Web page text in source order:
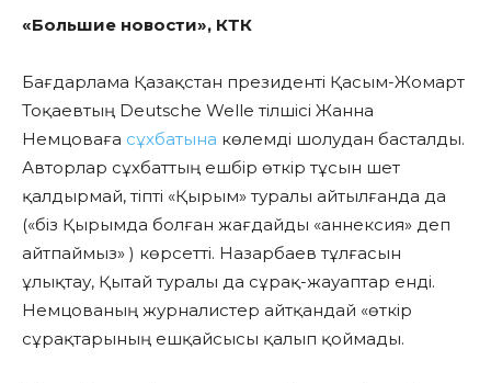
«Большие новости», КТК
Бағдарлама Қазақстан президенті Қасым-Жомарт
Тоқаевтың Deutsche Welle тілшісі Жанна
Немцоваға сұхбатына көлемді шолудан басталды.
Авторлар сұхбаттың ешбір өткір тұсын шет
қалдырмай, тіпті «Қырым» туралы айтылғанда да
(«біз Қырымда болған жағдайды «аннексия» деп
айтпаймыз» ) көрсетті. Назарбаев тұлғасын
ұлықтау, Қытай туралы да сұрақ-жауаптар енді.
Немцованың журналистер айтқандай «өткір
сұрақтарының ешқайсысы қалып қоймады.